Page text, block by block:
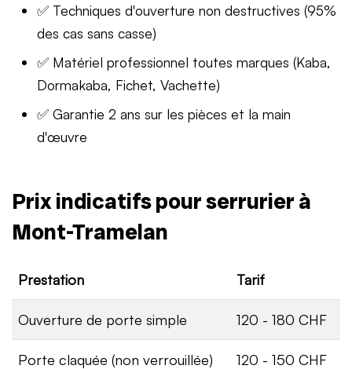
✅ Techniques d'ouverture non destructives (95%
des cas sans casse)
✅ Matériel professionnel toutes marques (Kaba,
Dormakaba, Fichet, Vachette)
✅ Garantie 2 ans sur les pièces et la main
d'œuvre
Prix indicatifs pour serrurier à
Mont-Tramelan
Prestation Tarif
Ouverture de porte simple 120 - 180 CHF
Porte claquée (non verrouillée) 120 - 150 CHF